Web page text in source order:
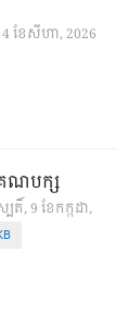
, 4 ខែ​សីហា, 2026
គណបក្ស
បតិ៍, 9 ខែ​កក្កដា,